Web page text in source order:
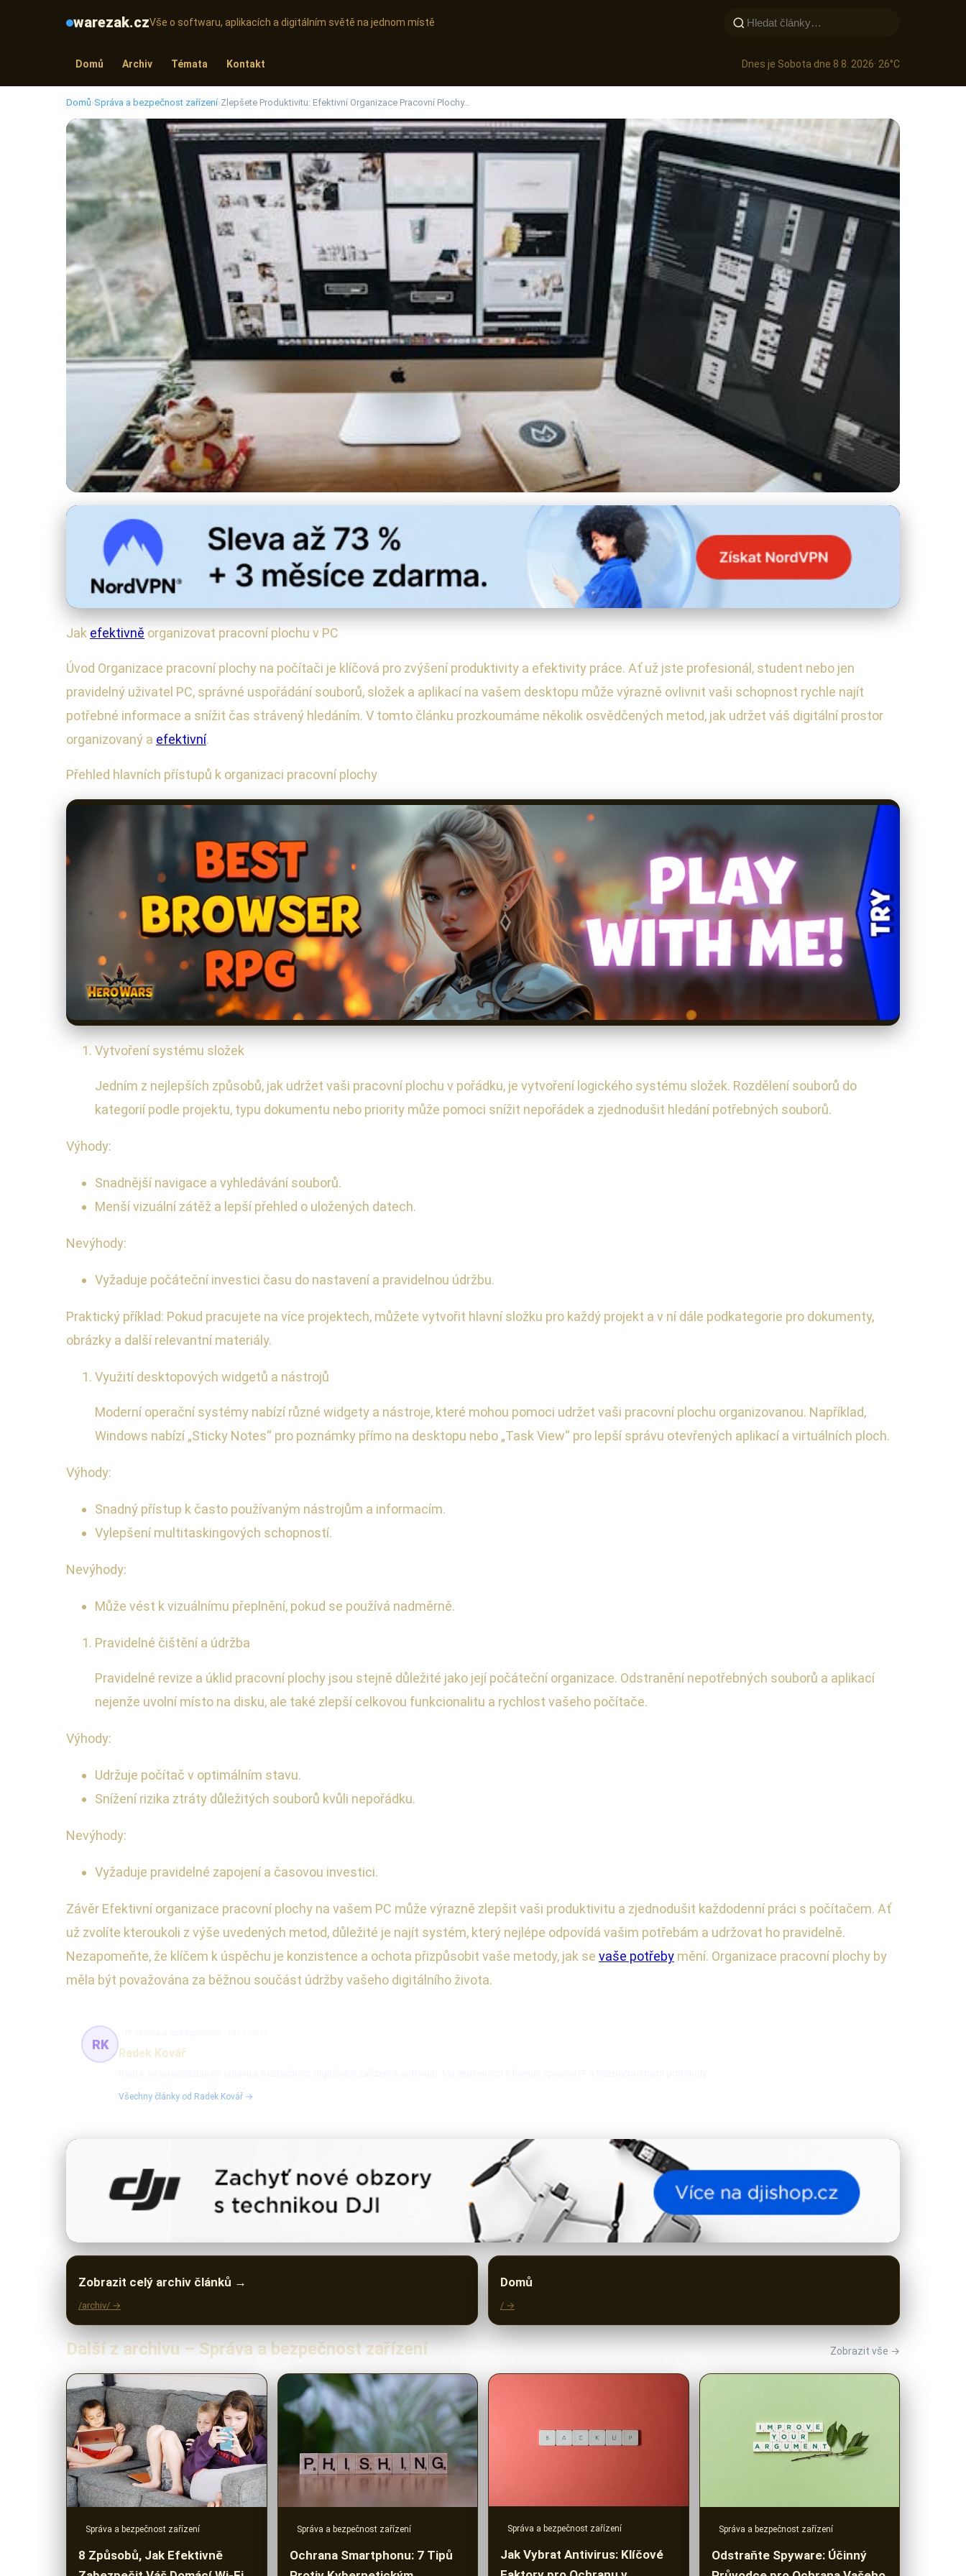
warezak.czVše o softwaru, aplikacích a digitálním světě na jednom místě
Domů Archiv Témata Kontakt Dnes je Sobota dne 8 8. 2026· 26°C
Domů›Správa a bezpečnost zařízení›Zlepšete Produktivitu: Efektivní Organizace Pracovní Plochy…
Správa a bezpečnost zařízení
Zlepšete Produktivitu: Efektivní Organizace Pracovní Plochy PC
28. 6. 2025 · 4 min čtení · Autor: Radek Kovář
Jak efektivně organizovat pracovní plochu v PC
Úvod Organizace pracovní plochy na počítači je klíčová pro zvýšení produktivity a efektivity práce. Ať už jste profesionál, student nebo jen
pravidelný uživatel PC, správné uspořádání souborů, složek a aplikací na vašem desktopu může výrazně ovlivnit vaši schopnost rychle najít
potřebné informace a snížit čas strávený hledáním. V tomto článku prozkoumáme několik osvědčených metod, jak udržet váš digitální prostor
organizovaný a efektivní.
Přehled hlavních přístupů k organizaci pracovní plochy
Vytvoření systému složek
Jedním z nejlepších způsobů, jak udržet vaši pracovní plochu v pořádku, je vytvoření logického systému složek. Rozdělení souborů do
kategorií podle projektu, typu dokumentu nebo priority může pomoci snížit nepořádek a zjednodušit hledání potřebných souborů.
Výhody:
Snadnější navigace a vyhledávání souborů.
Menší vizuální zátěž a lepší přehled o uložených datech.
Nevýhody:
Vyžaduje počáteční investici času do nastavení a pravidelnou údržbu.
Praktický příklad: Pokud pracujete na více projektech, můžete vytvořit hlavní složku pro každý projekt a v ní dále podkategorie pro dokumenty,
obrázky a další relevantní materiály.
Využití desktopových widgetů a nástrojů
Moderní operační systémy nabízí různé widgety a nástroje, které mohou pomoci udržet vaši pracovní plochu organizovanou. Například,
Windows nabízí „Sticky Notes“ pro poznámky přímo na desktopu nebo „Task View“ pro lepší správu otevřených aplikací a virtuálních ploch.
Výhody:
Snadný přístup k často používaným nástrojům a informacím.
Vylepšení multitaskingových schopností.
Nevýhody:
Může vést k vizuálnímu přeplnění, pokud se používá nadměrně.
Pravidelné čištění a údržba
Pravidelné revize a úklid pracovní plochy jsou stejně důležité jako její počáteční organizace. Odstranění nepotřebných souborů a aplikací
nejenže uvolní místo na disku, ale také zlepší celkovou funkcionalitu a rychlost vašeho počítače.
Výhody:
Udržuje počítač v optimálním stavu.
Snížení rizika ztráty důležitých souborů kvůli nepořádku.
Nevýhody:
Vyžaduje pravidelné zapojení a časovou investici.
Závěr Efektivní organizace pracovní plochy na vašem PC může výrazně zlepšit vaši produktivitu a zjednodušit každodenní práci s počítačem. Ať
už zvolíte kteroukoli z výše uvedených metod, důležité je najít systém, který nejlépe odpovídá vašim potřebám a udržovat ho pravidelně.
Nezapomeňte, že klíčem k úspěchu je konzistence a ochota přizpůsobit vaše metody, jak se vaše potřeby mění. Organizace pracovní plochy by
měla být považována za běžnou součást údržby vašeho digitálního života.
RK
Radek Kovář
Všechny články od Radek Kovář →
Zobrazit celý archiv článků →
/archiv/ →
Domů
/ →
Další z archivu – Správa a bezpečnost zařízení Zobrazit vše →
Správa a bezpečnost zařízení
8 Způsobů, Jak Efektivně
Správa a bezpečnost zařízení
Ochrana Smartphonu: 7 Tipů
Správa a bezpečnost zařízení
Jak Vybrat Antivirus: Klíčové
Správa a bezpečnost zařízení
Odstraňte Spyware: Účinný